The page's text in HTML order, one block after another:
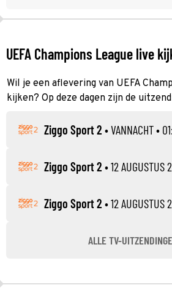
UEFA Champions League live
Wil je een aflevering van UEFA
kijken? Op deze dagen zijn de
Ziggo Sport 2 •VANNACHT•
Ziggo Sport 2 •12 AUGUSTUS
Ziggo Sport 2 •12 AUGUSTUS
ALLE TV-